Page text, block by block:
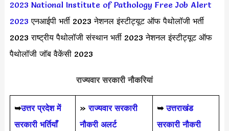
2023 National Institute of Pathology Free Job Alert
2023 एनआईपी भर्ती 2023 नेशनल इंस्टीट्यूट ऑफ पैथोलॉजी भर्ती
2023 राष्ट्रीय पैथोलॉजी संस्थान भर्ती 2023 नेशनल इंस्टीट्यूट ऑफ
पैथोलॉजी जॉब वैकेंसी 2023
राज्यवार सरकारी नौकरियां
➥उत्तर प्रदेश में
सरकारी भर्तियाँ
»राज्यवार सरकारी
नौकरी अलर्ट
➥ उत्तराखंड
सरकारी नौकरी